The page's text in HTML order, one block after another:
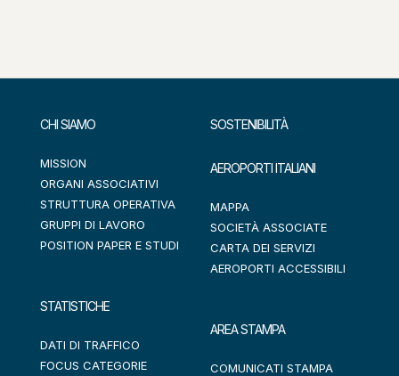
CHI SIAMO
MISSION
ORGANI ASSOCIATIVI
STRUTTURA OPERATIVA
GRUPPI DI LAVORO
POSITION PAPER E STUDI
STATISTICHE
DATI DI TRAFFICO
FOCUS CATEGORIE
SOSTENIBILITÀ
AEROPORTI ITALIANI
MAPPA
SOCIETÀ ASSOCIATE
CARTA DEI SERVIZI
AEROPORTI ACCESSIBILI
AREA STAMPA
COMUNICATI STAMPA